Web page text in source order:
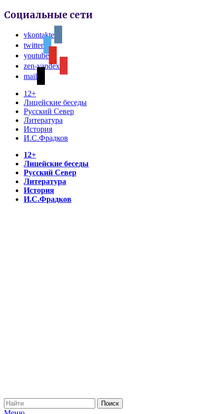
Социальные сети
vkontakte
twitter
youtube
zen-yandex
mail
12+
Лицейские беседы
Русский Север
Литература
История
И.С.Фрадков
12+
Лицейские беседы
Русский Север
Литература
История
И.С.Фрадков